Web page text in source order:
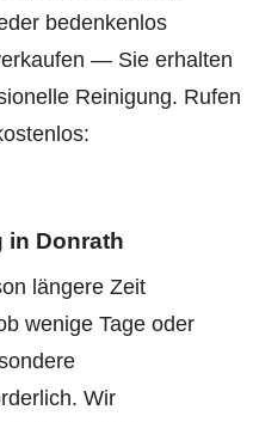
bedenkenlos
— Sie erhalten
Reinigung. Rufen
in Donrath
längere Zeit
wenige Tage oder
Wir